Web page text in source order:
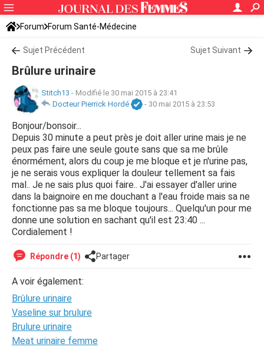
Forum Forum Santé-Médecine
Symptômes et maladies courantes Infection urinaire
Sujet Précédent Sujet Suivant
Brûlure urinaire
Stitch13 - Modifié le 30 mai 2015 à 23:41
Docteur Pierrick Hordé
- 30 mai 2015 à 23:53
Bonjour/bonsoir...
Depuis 30 minute a peut près je doit aller urine mais je ne
peux pas faire une seule goute sans que sa me brûle
énormément, alors du coup je me bloque et je n'urine pas,
je ne serais vous expliquer la douleur tellement sa fais
mal.. Je ne sais plus quoi faire.. J'ai essayer d'aller urine
dans la baignoire en me douchant a l'eau froide mais sa ne
fonctionne pas sa me bloque toujours... Quelqu'un pour me
donne une solution en sachant qu'il est 23:40 ...
Cordialement !
Répondre (1) Partager
A voir également:
Brûlure urinaire
Vaseline sur brulure
Brulure urinaire
Meat urinaire femme